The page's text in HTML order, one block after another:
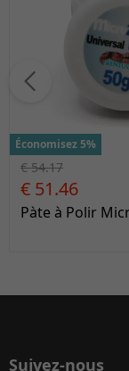
Économisez 5%
€ 54.17
€ 51.46
Pàte à Polir
Suivez-nous